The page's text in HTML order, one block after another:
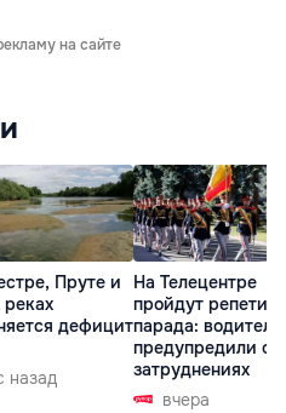
на сайте
Пруте и
дефицит
назад
На Телецентре
пройдут
парада:
предупредили о
затруднениях
вчера